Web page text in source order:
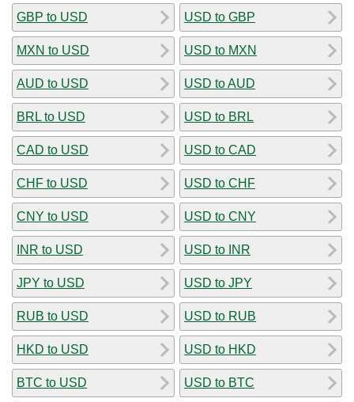
GBP to USD
MXN to USD
AUD to USD
BRL to USD
CAD to USD
CHF to USD
CNY to USD
INR to USD
JPY to USD
RUB to USD
HKD to USD
BTC to USD
USD to GBP
USD to MXN
USD to AUD
USD to BRL
USD to CAD
USD to CHF
USD to CNY
USD to INR
USD to JPY
USD to RUB
USD to HKD
USD to BTC